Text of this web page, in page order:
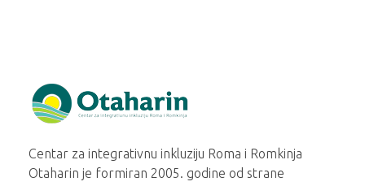
Centar za integrativnu inkluziju Roma i Romkinja
Otaharin je formiran 2005. godine od strane